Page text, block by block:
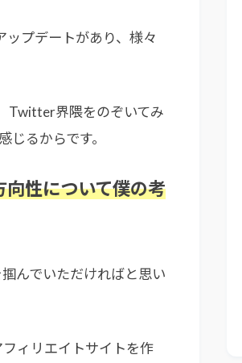
プデートがあり、様々
Twitter界隈をのぞいてみ
るからです。
性について僕の考
んでいただければと思い
ィリエイトサイトを作